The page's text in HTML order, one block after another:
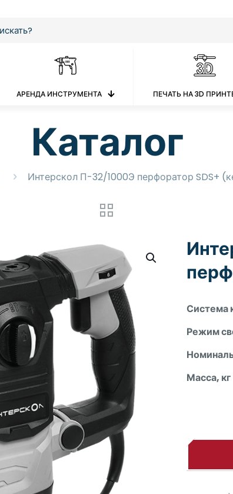
АРЕНДА ИНСТРУМЕНТА ПЕЧАТЬ НА 3D
Каталог
Интерскол П-32/1000Э перфоратор SDS+
Система
Режим
Масса, кг